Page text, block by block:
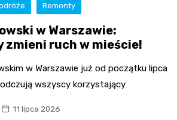
Remonty
w Warszawie:
zmieni ruch w mieście!
w Warszawie już od początku lipca
wszyscy korzystający
11 lipca 2026